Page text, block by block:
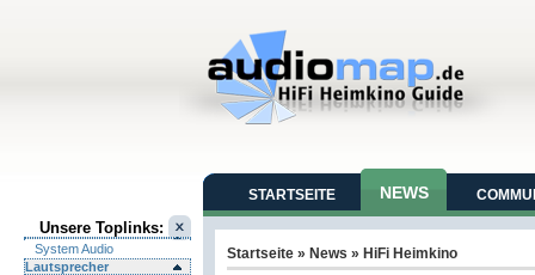
Unsere Toplinks:
System Audio
Lautsprecher
STARTSEITE NEWS
Startseite » News » HiFi Heimkino